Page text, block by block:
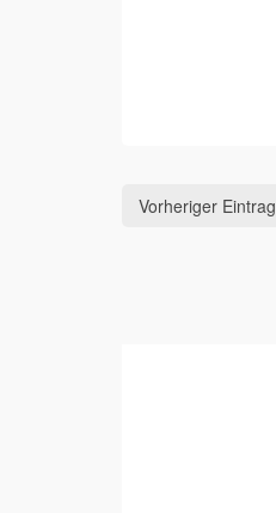
Vorheriger Eintrag